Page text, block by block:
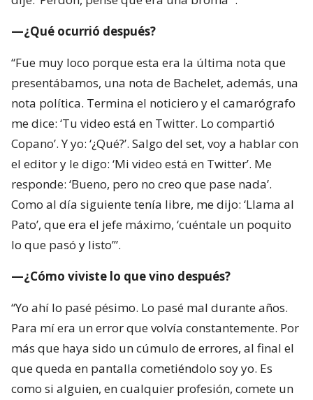
—¿Qué ocurrió después?
“Fue muy loco porque esta era la última nota que
presentábamos, una nota de Bachelet, además, una
nota política. Termina el noticiero y el camarógrafo
me dice: ‘Tu video está en Twitter. Lo compartió
Copano’. Y yo: ‘¿Qué?’. Salgo del set, voy a hablar con
el editor y le digo: ‘Mi video está en Twitter’. Me
responde: ‘Bueno, pero no creo que pase nada’.
Como al día siguiente tenía libre, me dijo: ‘Llama al
Pato’, que era el jefe máximo, ‘cuéntale un poquito
lo que pasó y listo’”.
—¿Cómo viviste lo que vino después?
“Yo ahí lo pasé pésimo. Lo pasé mal durante años.
Para mí era un error que volvía constantemente. Por
más que haya sido un cúmulo de errores, al final el
que queda en pantalla cometiéndolo soy yo. Es
como si alguien, en cualquier profesión, comete un